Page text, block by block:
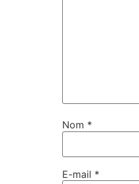
Nom *
E-mail *